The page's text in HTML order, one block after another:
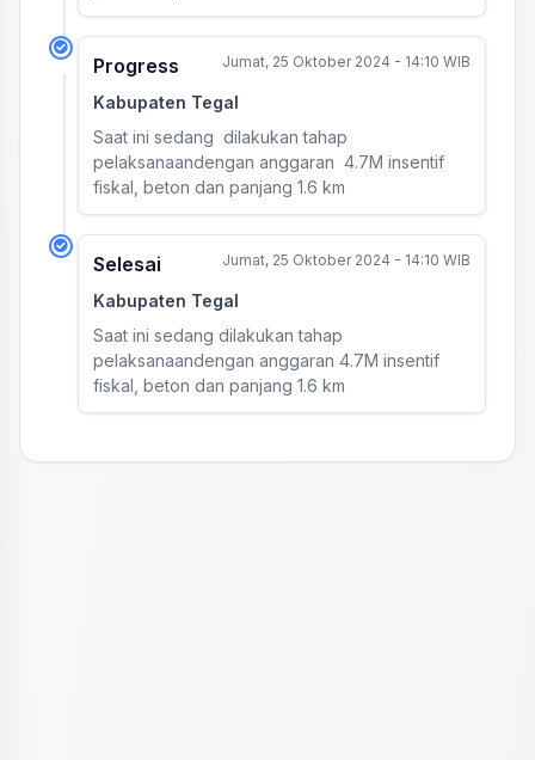
Progress Jumat, 25 Oktober 2024 - 14:10 WIB
Kabupaten Tegal
Saat ini sedang dilakukan tahap
pelaksanaandengan anggaran 4.7M insentif
fiskal, beton dan panjang 1.6 km
Selesai Jumat, 25 Oktober 2024 - 14:10 WIB
Kabupaten Tegal
Saat ini sedang dilakukan tahap
pelaksanaandengan anggaran 4.7M insentif
fiskal, beton dan panjang 1.6 km